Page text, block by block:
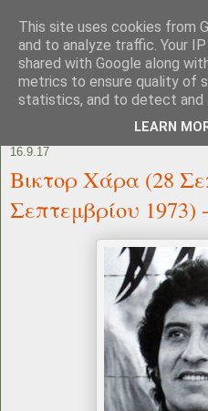
16.9.17
Βικτορ Χάρα (28
Σεπτεμβρίου 1973)
This site uses cookies from
and to analyze traffic. Your
shared with Google along
metrics to ensure quality of
statistics, and to detect and
LEARN